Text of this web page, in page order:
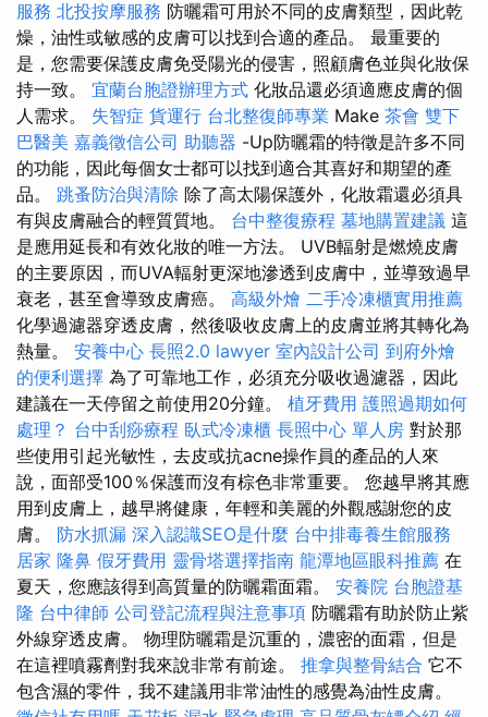
服務 北投按摩服務 防曬霜可用於不同的皮膚類型，因此乾
燥，油性或敏感的皮膚可以找到合適的產品。 最重要的
是，您需要保護皮膚免受陽光的侵害，照顧膚色並與化妝保
持一致。 宜蘭台胞證辦理方式 化妝品還必須適應皮膚的個
人需求。 失智症 貨運行 台北整復師專業 Make 茶會 雙下
巴醫美 嘉義徵信公司 助聽器 -Up防曬霜的特徵是許多不同
的功能，因此每個女士都可以找到適合其喜好和期望的產
品。 跳蚤防治與清除 除了高太陽保護外，化妝霜還必須具
有與皮膚融合的輕質質地。 台中整復療程 墓地購置建議 這
是應用延長和有效化妝的唯一方法。 UVB輻射是燃燒皮膚
的主要原因，而UVA輻射更深地滲透到皮膚中，並導致過早
衰老，甚至會導致皮膚癌。 高級外燴 二手冷凍櫃實用推薦
化學過濾器穿透皮膚，然後吸收皮膚上的皮膚並將其轉化為
熱量。 安養中心 長照2.0 lawyer 室內設計公司 到府外燴
的便利選擇 為了可靠地工作，必須充分吸收過濾器，因此
建議在一天停留之前使用20分鐘。 植牙費用 護照過期如何
處理？ 台中刮痧療程 臥式冷凍櫃 長照中心 單人房 對於那
些使用引起光敏性，去皮或抗acne操作員的產品的人來
說，面部受100％保護而沒有棕色非常重要。 您越早將其應
用到皮膚上，越早將健康，年輕和美麗的外觀感謝您的皮
膚。 防水抓漏 深入認識SEO是什麼 台中排毒養生館服務
居家 隆鼻 假牙費用 靈骨塔選擇指南 龍潭地區眼科推薦 在
夏天，您應該得到高質量的防曬霜面霜。 安養院 台胞證基
隆 台中律師 公司登記流程與注意事項 防曬霜有助於防止紫
外線穿透皮膚。 物理防曬霜是沉重的，濃密的面霜，但是
在這裡噴霧劑對我來說非常有前途。 推拿與整骨結合 它不
包含濕的零件，我不建議用非常油性的感覺為油性皮膚。